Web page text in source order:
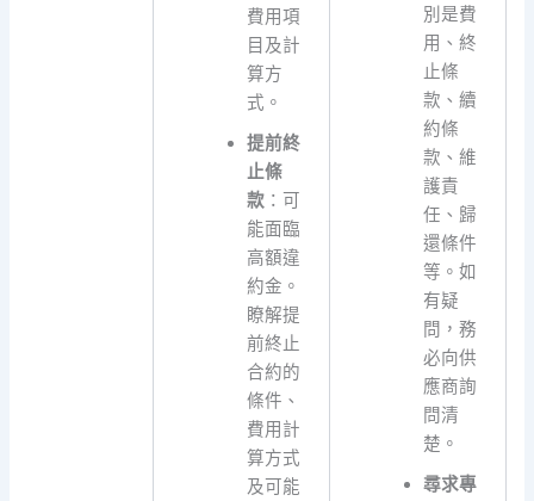
費用項
目及計
算方
式。
提前終
止條
款 ：可
能面臨
高額違
約金。
瞭解提
前終止
合約的
條件、
費用計
算方式
及可能
別是費
用、終
止條
款、續
約條
款、維
護責
任、歸
還條件
等。如
有疑
問，務
必向供
應商詢
問清
楚。
尋求專